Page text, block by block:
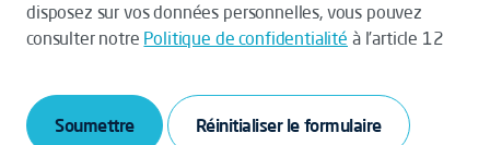
disposez sur vos données personnelles, vous pouvez
consulter notre Politique de confidentialité à l’article 12
Soumettre